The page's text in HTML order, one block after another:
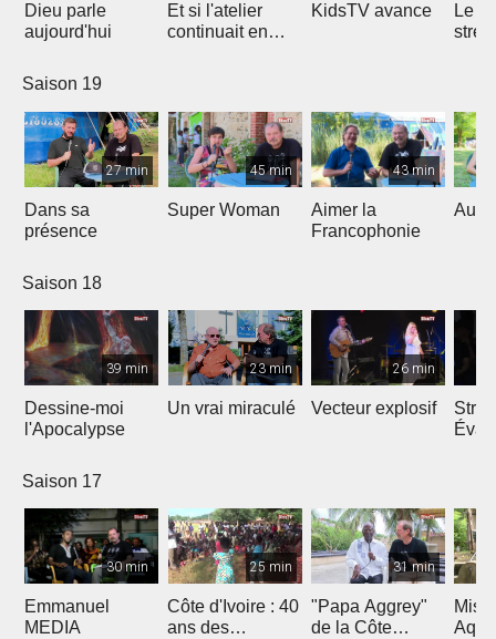
Dieu parle
aujourd'hui
Et si l'atelier
continuait en
KidsTV avance
Le
Saison 19
27 min
Dans sa
présence
45 min
Super Woman
43 min
Aimer la
Francophonie
Au
Saison 18
39 min
Dessine-moi
l'Apocalypse
23 min
Un vrai miraculé
26 min
Vecteur explosif
Saison 17
30 min
Emmanuel
MEDIA
25 min
Côte d'Ivoire : 40
ans des
31 min
"Papa Aggrey"
de la Côte